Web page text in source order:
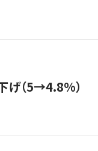
げ（5→4.8%）